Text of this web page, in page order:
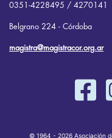
0351-4228495 / 4270141
Belgrano 224 - Córdoba
magistra@magistracor.org.ar
© 1964 - 2026 Asociación